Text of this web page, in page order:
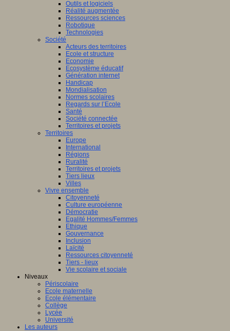
Outils et logiciels
Réalité augmentée
Ressources sciences
Robotique
Technologies
Société
Acteurs des territoires
Ecole et structure
Economie
Ecosystème éducatif
Génération internet
Handicap
Mondialisation
Normes scolaires
Regards sur l’Ecole
Santé
Société connectée
Territoires et projets
Territoires
Europe
International
Régions
Ruralité
Territoires et projets
Tiers lieux
Villes
Vivre ensemble
Citoyenneté
Culture européenne
Démocratie
Egalité Hommes/Femmes
Ethique
Gouvernance
Inclusion
Laïcité
Ressources citoyenneté
Tiers - lieux
Vie scolaire et sociale
Niveaux
Périscolaire
Ecole maternelle
Ecole élémentaire
Collège
Lycée
Université
Les auteurs